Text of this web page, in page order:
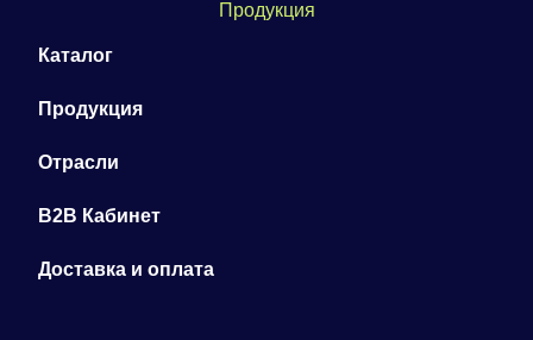
Продукция
Каталог
Продукция
Отрасли
B2B Кабинет
Доставка и оплата